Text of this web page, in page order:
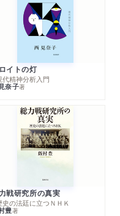
子さん）「今週のエ
ているのは少しば
ィみかこ『リスペク
されました。「「リ
ィみかこ最新小説
がモデル！」
著者が出演しまし
イトの灯
精神分析入門
奈子著
戦研究所の真実
の法廷に立つＮＨＫ
豊著